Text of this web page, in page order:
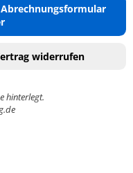
widerrufen
hinterlegt.